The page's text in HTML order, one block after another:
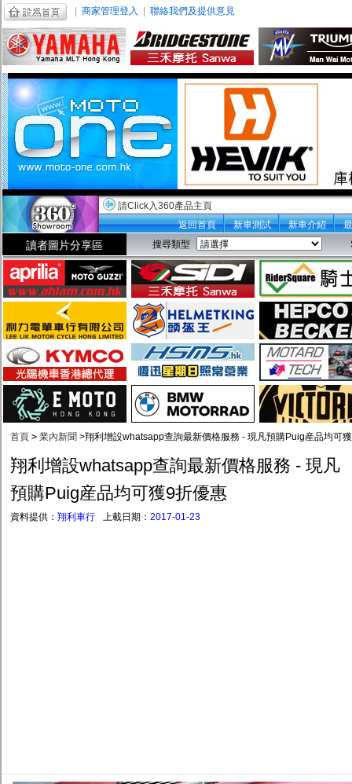
商家管理登入 聯絡我們及提供意見
請Click入360產品主頁
返回首頁
新車測試 新車介紹
讀者圖片分享區 搜尋類型
首頁 > 業內新聞 >翔利增設whatsapp查詢最新價格服務 - 現凡預購Puig産品均可
翔利增設whatsapp查詢最新價格服務 - 現凡
預購Puig産品均可獲9折優惠
資料提供： 翔利車行 上載日期： 2017-01-23